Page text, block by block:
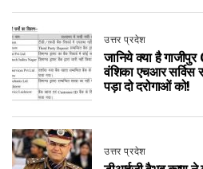
उत्तर प्रदेश
जानिये क्या है
वंशिका एचआर सर्विस
पड़ा दो दरोगाओं को!
उत्तर प्रदेश